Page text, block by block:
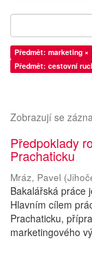
Předmět: marketing ×
Předmět: cestovní
Zobrazují se
Předpoklady
Prachaticku
Mráz, Pavel (
Bakalářská práce
Hlavním cílem
Prachaticku,
marketingového